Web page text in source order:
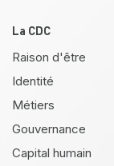
Pied de
La CDC
Raison d'être
Identité
Métiers
Gouvernance
Capital humain